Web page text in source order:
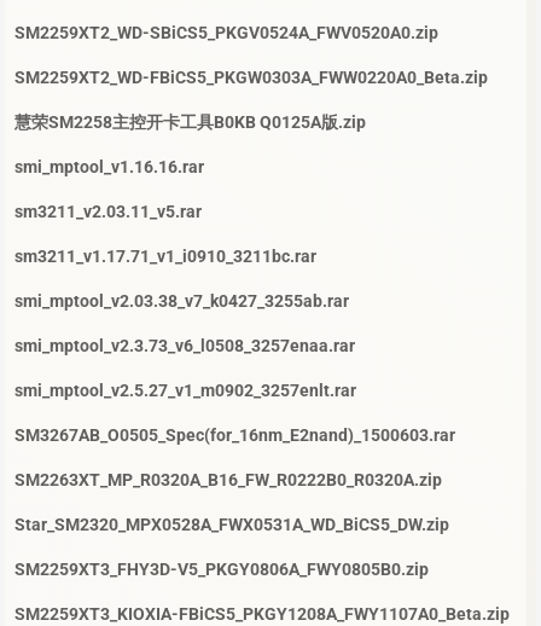
SM2259XT2_WD-SBiCS5_PKGV0524A_FWV0520A0.zip
SM2259XT2_WD-FBiCS5_PKGW0303A_FWW0220A0_Beta.zip
慧荣SM2258主控开卡工具B0KB Q0125A版.zip
smi_mptool_v1.16.16.rar
sm3211_v2.03.11_v5.rar
sm3211_v1.17.71_v1_i0910_3211bc.rar
smi_mptool_v2.03.38_v7_k0427_3255ab.rar
smi_mptool_v2.3.73_v6_l0508_3257enaa.rar
smi_mptool_v2.5.27_v1_m0902_3257enlt.rar
SM3267AB_O0505_Spec(for_16nm_E2nand)_1500603.rar
SM2263XT_MP_R0320A_B16_FW_R0222B0_R0320A.zip
Star_SM2320_MPX0528A_FWX0531A_WD_BiCS5_DW.zip
SM2259XT3_FHY3D-V5_PKGY0806A_FWY0805B0.zip
SM2259XT3_KIOXIA-FBiCS5_PKGY1208A_FWY1107A0_Beta.zip